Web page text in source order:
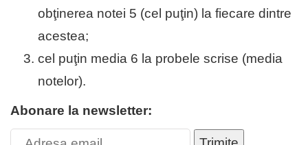
obţinerea notei 5 (cel puţin) la fiecare dintre
acestea;
cel puţin media 6 la probele scrise (media
notelor).
Abonare la newsletter: